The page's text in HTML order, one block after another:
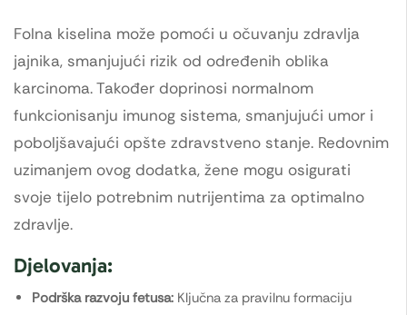
Folna kiselina može pomoći u očuvanju zdravlja
jajnika, smanjujući rizik od određenih oblika
karcinoma. Također doprinosi normalnom
funkcionisanju imunog sistema, smanjujući umor i
poboljšavajući opšte zdravstveno stanje. Redovnim
uzimanjem ovog dodatka, žene mogu osigurati
svoje tijelo potrebnim nutrijentima za optimalno
zdravlje.
Djelovanja:
Podrška razvoju fetusa: Ključna za pravilnu formaciju